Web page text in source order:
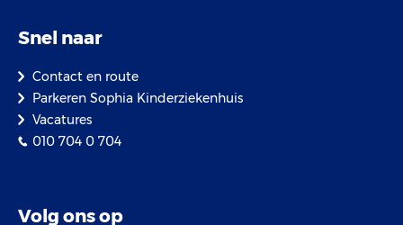
Snel naar
Contact en route
Parkeren Sophia Kinderziekenhuis
Vacatures
010 704 0 704
Volg ons op